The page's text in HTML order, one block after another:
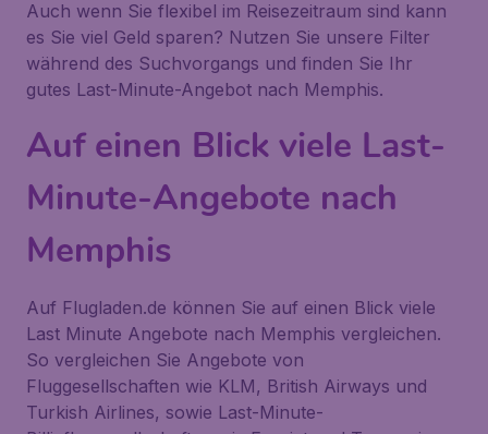
Auch wenn Sie flexibel im Reisezeitraum sind kann
es Sie viel Geld sparen? Nutzen Sie unsere Filter
während des Suchvorgangs und finden Sie Ihr
gutes Last-Minute-Angebot nach Memphis.
Auf einen Blick viele Last-
Minute-Angebote nach
Memphis
Auf Flugladen.de können Sie auf einen Blick viele
Last Minute Angebote nach Memphis vergleichen.
So vergleichen Sie Angebote von
Fluggesellschaften wie KLM, British Airways und
Turkish Airlines, sowie Last-Minute-